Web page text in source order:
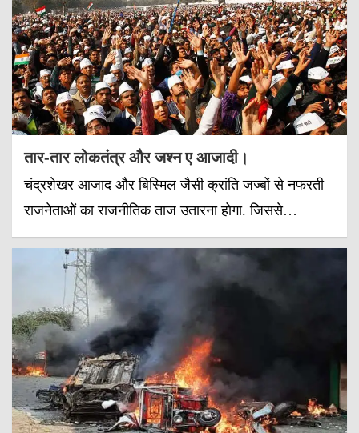
तार-तार लोकतंत्र और जश्न ए आजादी।
चंद्रशेखर आजाद और बिस्मिल जैसी क्रांति जज्बों से नफरती
राजनेताओं का राजनीतिक ताज उतारना होगा. जिससे…